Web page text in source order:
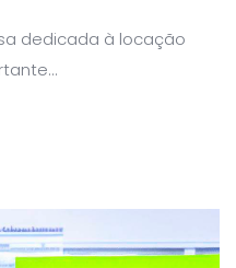
dedicada à locação